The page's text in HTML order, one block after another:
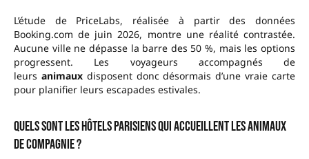
L’étude de PriceLabs, réalisée à partir des données
Booking.com de juin 2026, montre une réalité contrastée.
Aucune ville ne dépasse la barre des 50 %, mais les options
progressent. Les voyageurs accompagnés de
leurs animauxdisposent donc désormais d’une vraie carte
pour planifier leurs escapades estivales.
Quels sont les hôtels parisiens qui accueillent les animaux
de compagnie ?